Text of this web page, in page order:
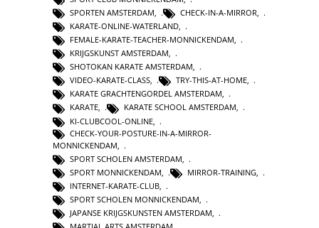
SPORTEN AMSTERDAM, CHECK-IN-A-MIRROR,
KARATE-ONLINE-WATERLAND,
FEMALE-KARATE-TEACHER-MONNICKENDAM,
KRIJGSKUNST AMSTERDAM,
SHOTOKAN KARATE AMSTERDAM,
VIDEO-KARATE-CLASS, TRY-THIS-AT-HOME,
KARATE GRACHTENGORDEL AMSTERDAM,
KARATE, KARATE SCHOOL AMSTERDAM,
KI-CLUBCOOL-ONLINE
CHECK-YOUR-POSTURE-IN-A-MIRROR-
MONNICKENDAM
SPORT SCHOLEN AMSTERDAM
SPORT MONNICKENDAM
MIRROR-TRAINING
INTERNET-KARATE-CLUB
SPORT SCHOLEN MONNICKENDAM
JAPANSE KRIJGSKUNSTEN AMSTERDAM